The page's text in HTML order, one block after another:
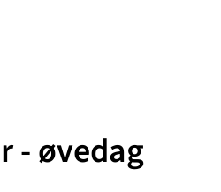
- øvedag